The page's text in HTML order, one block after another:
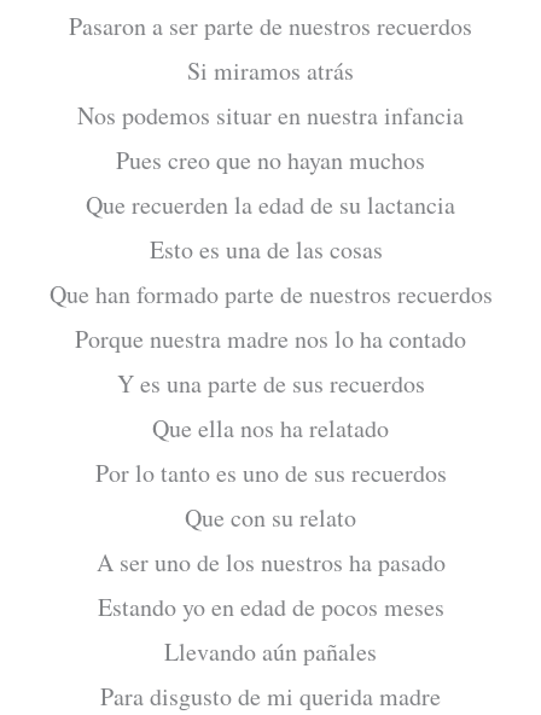
Pasaron a ser parte de nuestros recuerdos
Si miramos atrás
Nos podemos situar en nuestra infancia
Pues creo que no hayan muchos
Que recuerden la edad de su lactancia
Esto es una de las cosas
Que han formado parte de nuestros recuerdos
Porque nuestra madre nos lo ha contado
Y es una parte de sus recuerdos
Que ella nos ha relatado
Por lo tanto es uno de sus recuerdos
Que con su relato
A ser uno de los nuestros ha pasado
Estando yo en edad de pocos meses
Llevando aún pañales
Para disgusto de mi querida madre